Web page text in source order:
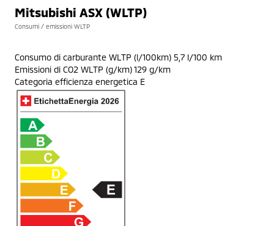
Mitsubishi ASX (WLTP)
Consumi / emissioni WLTP
Consumo di carburante WLTP (l/100km) 5,7 l/100 km
Emissioni di CO2 WLTP (g/km) 129 g/km
Categoria efficienza energetica E